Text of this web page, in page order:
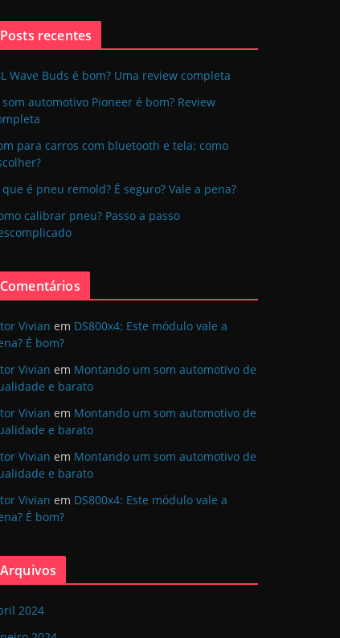
Posts recentes
Wave Buds é bom? Uma review completa
som automotivo Pioneer é bom? Review
para carros com bluetooth e tela: como
que é pneu remold? É seguro? Vale a pena?
calibrar pneu? Passo a passo
Comentários
Vivian em DS800x4: Este módulo vale a
É bom?
Vivian em Montando um som automotivo de
e barato
Vivian em Montando um som automotivo de
e barato
Vivian em Montando um som automotivo de
e barato
Vivian em DS800x4: Este módulo vale a
É bom?
Arquivos
2024